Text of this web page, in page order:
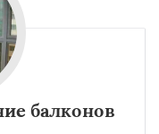
балконов